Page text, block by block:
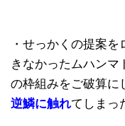
・せっかくの提案
きなかったムハンマ
の枠組みをご破算に
逆鱗に触れてしまっ